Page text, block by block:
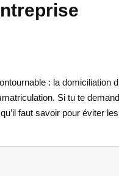
: la domiciliation
Si tu te
faut savoir pour éviter